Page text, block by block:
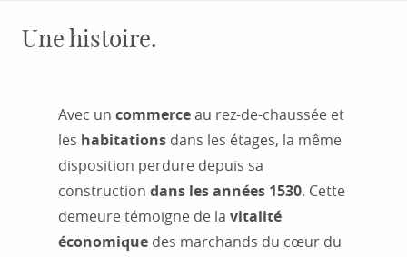
Une histoire.
Avec un commerceau rez-de-chaussée et
les habitations dans les étages, la même
disposition perdure depuis sa
construction dans les années 1530. Cette
demeure témoigne de la vitalité
économique des marchands du cœur du